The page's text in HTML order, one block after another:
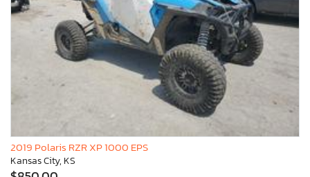
2019 Polaris RZR XP 1000 EPS
Kansas City, KS